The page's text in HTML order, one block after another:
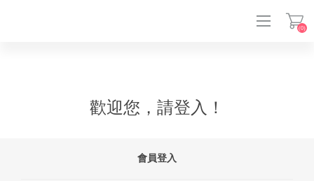
(0)
歡迎您，請登入！
會員登入